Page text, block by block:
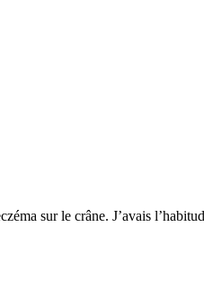
sur le crâne. J’avais